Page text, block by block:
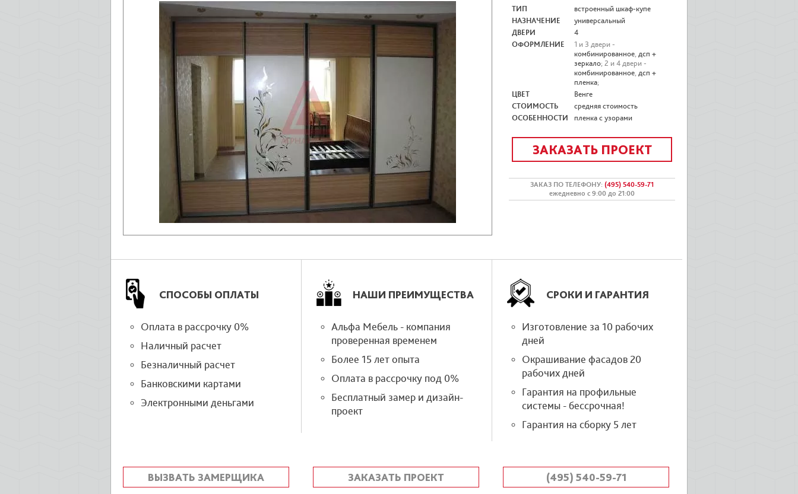
ТИП
встроенный шкаф-купе
НАЗНАЧЕНИЕ
универсальный
ДВЕРИ
4
ОФОРМЛЕНИЕ
1 и 3 двери -
комбинированное, дсп +
зеркало; 2 и 4 двери -
комбинированное, дсп +
пленка;
ЦВЕТ
Венге
СТОИМОСТЬ
средняя стоимость
ОСОБЕННОСТИ
пленка с узорами
ЗАКАЗАТЬ ПРОЕКТ
ЗАКАЗ ПО ТЕЛЕФОНУ: (495) 540-59-71
ежедневно с 9:00 до 21:00
СПОСОБЫ ОПЛАТЫ
Оплата в рассрочку 0%
Наличный расчет
Безналичный расчет
Банковскими картами
Электронными деньгами
НАШИ ПРЕИМУЩЕСТВА
Альфа Мебель - компания
проверенная временем
Более 15 лет опыта
Оплата в рассрочку под 0%
Бесплатный замер и дизайн-
проект
СРОКИ И ГАРАНТИЯ
Изготовление за 10 рабочих
дней
Окрашивание фасадов 20
рабочих дней
Гарантия на профильные
системы - бессрочная!
Гарантия на сборку 5 лет
ВЫЗВАТЬ ЗАМЕРЩИКА ЗАКАЗАТЬ ПРОЕКТ (495) 540-59-71